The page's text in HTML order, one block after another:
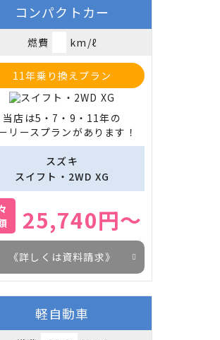
コンパクトカー
燃費 km/ℓ
11年乗り換えプラン
当店は5・7・9・11年の
リースプランがあります！
スズキ
スイフト・2WD XG
25,740円～
《詳しくは資料請求》
軽自動車